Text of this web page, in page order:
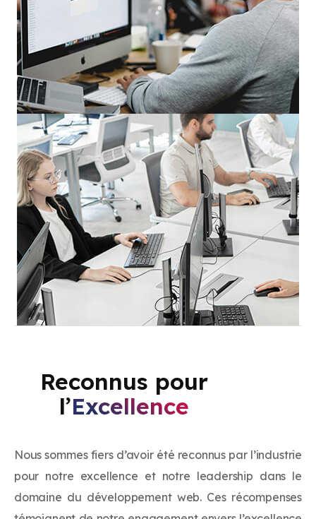
Reconnus pour
l’Excellence
Nous sommes fiers d’avoir été reconnus par l’industrie
pour notre excellence et notre leadership dans le
domaine du développement web. Ces récompenses